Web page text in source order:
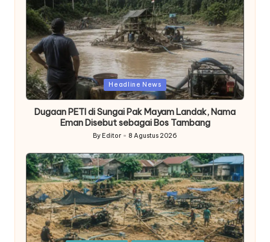
Posted
in
Headline News
Dugaan PETI di Sungai Pak Mayam Landak, Nama
Eman Disebut sebagai Bos Tambang
Posted
By Editor 8 Agustus 2026